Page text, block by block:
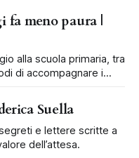
fa meno paura |
alla scuola primaria, tra
di accompagnare i
Suella
e lettere scritte a
dell’attesa.